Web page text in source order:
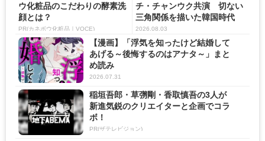
ウ化粧品のこだわりの酵素洗
顔とは？
PR(カネボウ化粧品｜VOCE)
チ・チャンウク共演 切ない
三角関係を描いた韓国時代
劇...
2026.08.03
【漫画】「浮気を知ったけど結婚して
あげる～後悔するのはアナタ～」まと
め読み
2026.07.31
稲垣吾郎・草彅剛・香取慎吾の3人が
新進気鋭のクリエイターと企画でコラ
ボ！
PR(ザテレビジョン)